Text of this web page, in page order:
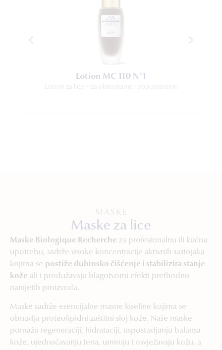
Lotion MC 110 N°1
Losion za lice − za obnavljanje i popunjavanje
MASKE
Maske za lice
Maske Biologique Recherche za profesionalnu ili kućnu
upotrebu, sadrže visoke koncentracije aktivnih sastojaka
kojima se postiže dubinsko čišćenje i stabilizira stanje
kože ali i produžavaju blagotvorni efekti prethodno
nanijetih proizvoda.
Maske sadrže esencijalne masne kiseline kojima se
obnavlja proteolipidni zaštitni sloj kože. Naše maske
pomažu regeneraciji, hidrataciji, uspostavljanju balansa
kože, ujednačavanju tena, umiruju i osvježavaju kožu, a